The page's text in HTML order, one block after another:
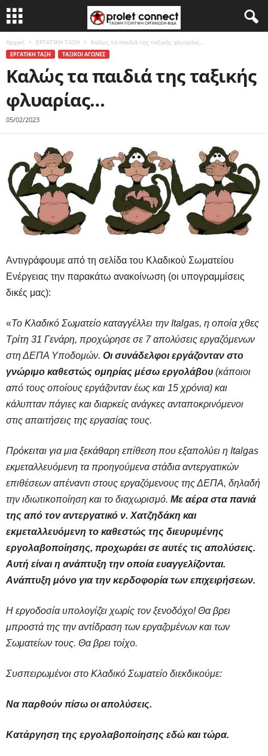
Αρχική ΕΡΓΑΤΙΚΗ ΤΑΞΗ Καλώς τα παιδιά της ταξικής φλυαρίας…
ΕΡΓΑΤΙΚΗ ΤΑΞΗ ΤΑΞΙΚΟΙ ΑΓΩΝΕΣ
Καλώς τα παιδιά της ταξικής
φλυαρίας…
05/02/2023
Αντιγράφουμε από τη σελίδα του Κλαδικού Σωματείου
Ενέργειας την παρακάτω ανακοίνωση (οι υπογραμμίσεις
δικές μας):
«Το Κλαδικό Σωματείο καταγγέλλει την Italgas, η οποία χθες
Τρίτη 31 Γενάρη, προχώρησε σε 7 απολύσεις εργαζόμενων
στη ΔΕΠΑ Υποδομών. Οι συνάδελφοι εργάζονταν στο
γνώριμο καθεστώς ομηρίας μέσω εργολάβου (κάποιοι
από τους οποίους εργάζονταν έως και 15 χρόνια) και
κάλυπταν πάγιες και διαρκείς ανάγκες ανταποκρινόμενοι
στις απαιτήσεις της εργασίας τους.
Πρόκειται για μια ξεκάθαρη επίθεση που εξαπολύει η Italgas
εκμεταλλευόμενη τα προηγούμενα στάδια αντεργατικών
επιθέσεων απέναντι στους εργαζόμενους της ΔΕΠΑ, δηλαδή
την ιδιωτικοποίηση και το διαχωρισμό. Με αέρα στα πανιά
της από τον αντεργατικό ν. Χατζηδάκη και
εκμεταλλευόμενη το καθεστώς της διευρυμένης
εργολαβοποίησης, προχωράει σε αυτές τις απολύσεις.
Αυτή είναι η ανάπτυξη την οποία ευαγγελίζονται.
Ανάπτυξη μόνο για την κερδοφορία των επιχειρήσεων.
Η εργοδοσία υπολογίζει χωρίς τον ξενοδόχο! Θα βρει
μπροστά της την αντίδραση των εργαζομένων και των
Σωματείων τους. Θα βρει τοίχο.
Συσπειρωμένοι στο Κλαδικό Σωματείο διεκδικούμε:
Να παρθούν πίσω οι απολύσεις.
Κατάργηση της εργολαβοποίησης εδώ και τώρα.